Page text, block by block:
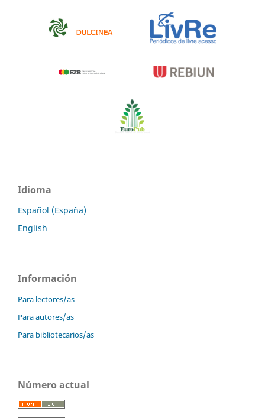
Idioma
Español (España)
English
Información
Para lectores/as
Para autores/as
Para bibliotecarios/as
Número actual